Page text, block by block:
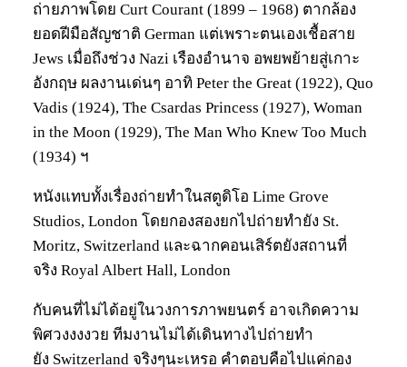
ถ่ายภาพโดย Curt Courant (1899 – 1968) ตากล้อง
ยอดฝีมือสัญชาติ German แต่เพราะตนเองเชื้อสาย
Jews เมื่อถึงช่วง Nazi เรืองอำนาจ อพยพย้ายสู่เกาะ
อังกฤษ ผลงานเด่นๆ อาทิ Peter the Great (1922), Quo
Vadis (1924), The Csardas Princess (1927), Woman
in the Moon (1929), The Man Who Knew Too Much
(1934) ฯ
หนังแทบทั้งเรื่องถ่ายทำในสตูดิโอ Lime Grove
Studios, London โดยกองสองยกไปถ่ายทำยัง St.
Moritz, Switzerland และฉากคอนเสิร์ตยังสถานที่
จริง Royal Albert Hall, London
กับคนที่ไม่ได้อยู่ในวงการภาพยนตร์ อาจเกิดความ
พิศวงงงงวย ทีมงานไม่ได้เดินทางไปถ่ายทำ
ยัง Switzerland จริงๆนะเหรอ คำตอบคือไปแค่กอง